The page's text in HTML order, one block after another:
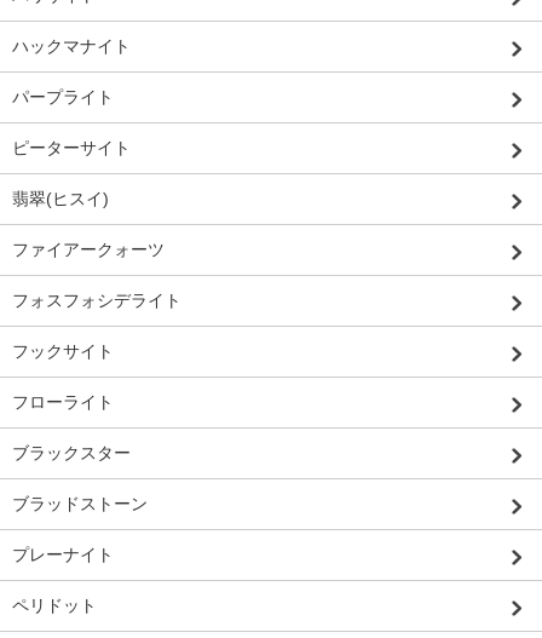
ハックマナイト
パープライト
ピーターサイト
翡翠(ヒスイ)
ファイアークォーツ
フォスフォシデライト
フックサイト
フローライト
ブラックスター
ブラッドストーン
プレーナイト
ペリドット